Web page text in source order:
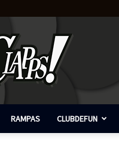
RAMPAS CLUBDEFUN